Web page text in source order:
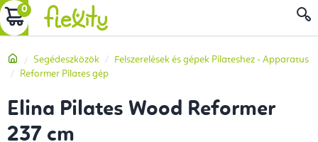
Ugrás
a
tartalomhoz
KOSÁR
Kezdőlap
Segédeszközök
Felszerelések és gépek Pilateshez - Apparatus
Reformer Pilates gép
Elina Pilates Wood Reformer
237 cm